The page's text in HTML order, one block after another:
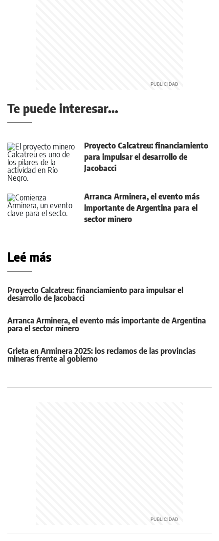
Te puede interesar...
Proyecto Calcatreu: financiamiento
para impulsar el desarrollo de
Jacobacci
Arranca Arminera, el evento más
importante de Argentina para el
sector minero
Leé más
Proyecto Calcatreu: financiamiento para impulsar el
desarrollo de Jacobacci
Arranca Arminera, el evento más importante de Argentina
para el sector minero
Grieta en Arminera 2025: los reclamos de las provincias
mineras frente al gobierno